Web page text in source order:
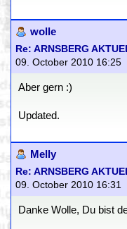
wolle
Re: ARNSBERG
09. October 2010 16:25
Aber gern :)
Updated.
Melly
Re: ARNSBERG
09. October 2010 16:31
Danke Wolle, Du bist